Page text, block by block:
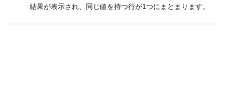
結果が表示され、同じ値を持つ行が1つにまとまります。